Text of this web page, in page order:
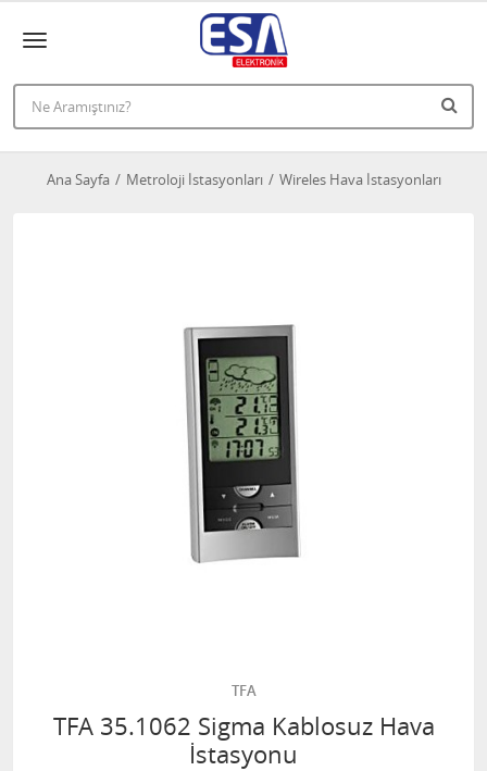
Ana Sayfa Metroloji İstasyonları Wireles Hava İstasyonları
TFA
TFA 35.1062 Sigma Kablosuz Hava
İstasyonu